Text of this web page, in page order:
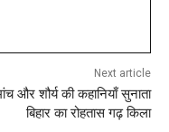
Next article
और शौर्य की कहानियाँ सुनाता
बिहार का रोहतास गढ़ किला